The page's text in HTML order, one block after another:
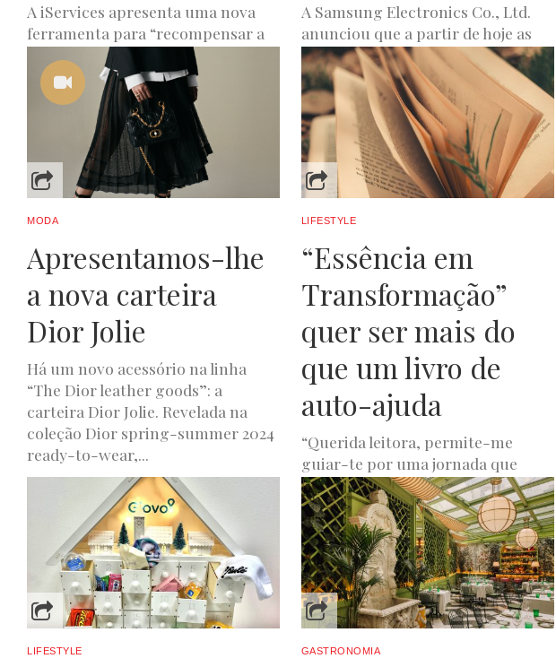
A iServices apresenta uma nova
ferramenta para “recompensar a
fidelidade” dos seus clientes.
Segundo a rede de lojas
especializadas em reparação...
JOANA DE OLIVEIRA ABRIL 29, 2024
A Samsung Electronics Co., Ltd.
anunciou que a partir de hoje as
funcionalidades Galaxy AI estão
disponíveis em mais dispositivos
Galaxy...
JOANA DE OLIVEIRA MARÇO 28, 2024
MODA
Apresentamos-lhe
a nova carteira
Dior Jolie
Há um novo acessório na linha
“The Dior leather goods”: a
carteira Dior Jolie. Revelada na
coleção Dior spring-summer 2024
ready-to-wear,...
JOANA DE OLIVEIRA FEVEREIRO 21, 2024
LIFESTYLE
“Essência em
Transformação”
quer ser mais do
que um livro de
auto-ajuda
“Querida leitora, permite-me
guiar-te por uma jornada que
transcende as páginas deste livro”.
É assim que Patrícia Rebelo,
membro da Equipa...
JOANA DE OLIVEIRA FEVEREIRO 14, 2024
LIFESTYLE GASTRONOMIA